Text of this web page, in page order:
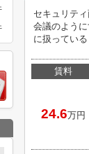
セキュリテ
会議のよう
に扱ってい
賃料
24.6万円